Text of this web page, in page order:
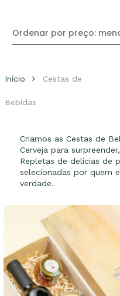
Ordenar por preço:
Início Cestas de
Bebidas
Criamos as Cestas de
Cerveja para
Repletas de delícias de
selecionadas por quem
verdade.